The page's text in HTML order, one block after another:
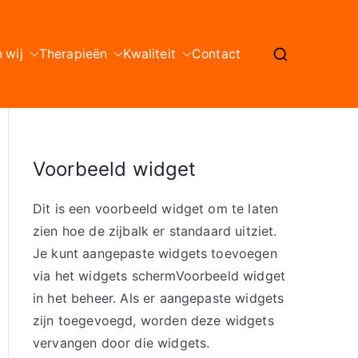
wij Therapieën Kwaliteit Contact
Voorbeeld widget
Dit is een voorbeeld widget om te laten
zien hoe de zijbalk er standaard uitziet.
Je kunt aangepaste widgets toevoegen
via het widgets schermVoorbeeld widget
in het beheer. Als er aangepaste widgets
zijn toegevoegd, worden deze widgets
vervangen door die widgets.